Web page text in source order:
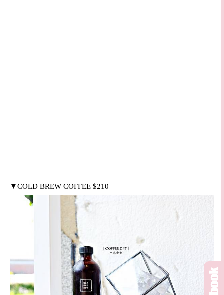
▼COLD BREW COFFEE $210